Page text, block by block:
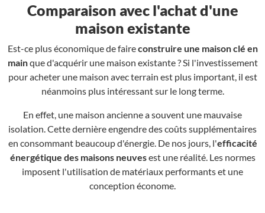
Comparaison avec l'achat d'une
maison existante
Est-ce plus économique de faireconstruire une maison clé en
mainque d'acquérir une maison existante ? Si l'investissement
pour acheter une maison avec terrain est plus important, il est
néanmoins plus intéressant sur le long terme.
En effet, une maison ancienne a souvent une mauvaise
isolation. Cette dernière engendre des coûts supplémentaires
en consommant beaucoup d'énergie. De nos jours, l'efficacité
énergétique des maisons neuvesest une réalité. Les normes
imposent l'utilisation de matériaux performants et une
conception économe.